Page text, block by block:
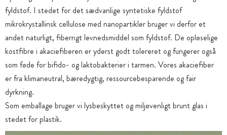
fyldstof. I stedet for det sædvanlige syntetiske fyldstof
mikrokrystallinsk cellulose med nanopartikler bruger vi derfor et
andet naturligt, fiberrigt levnedsmiddel som fyldstof. De opløselige
kostfibre i akaciefiberen er yderst godt tolereret og fungerer også
som føde for bifido- og laktobakterier i tarmen. Vores akaciefiber
er fra klimaneutral, bæredygtig, ressourcebesparende og fair
dyrkning.
Som emballage bruger vi lysbeskyttet og miljøvenligt brunt glas i
stedet for plastik.